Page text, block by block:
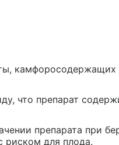
камфоросодержащих
что препарат
препарата при
риском для плода.